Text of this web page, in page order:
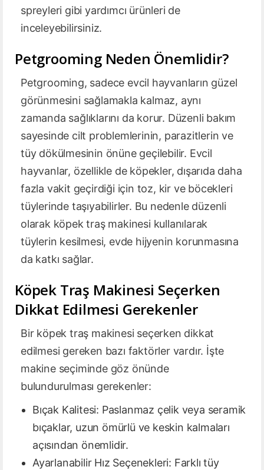
spreyleri gibi yardımcı ürünleri de
inceleyebilirsiniz.
Petgrooming Neden Önemlidir?
Petgrooming, sadece evcil hayvanların güzel
görünmesini sağlamakla kalmaz, aynı
zamanda sağlıklarını da korur. Düzenli bakım
sayesinde cilt problemlerinin, parazitlerin ve
tüy dökülmesinin önüne geçilebilir. Evcil
hayvanlar, özellikle de köpekler, dışarıda daha
fazla vakit geçirdiği için toz, kir ve böcekleri
tüylerinde taşıyabilirler. Bu nedenle düzenli
olarak köpek traş makinesi kullanılarak
tüylerin kesilmesi, evde hijyenin korunmasına
da katkı sağlar.
Köpek Traş Makinesi Seçerken
Dikkat Edilmesi Gerekenler
Bir köpek traş makinesi seçerken dikkat
edilmesi gereken bazı faktörler vardır. İşte
makine seçiminde göz önünde
bulundurulması gerekenler:
Bıçak Kalitesi: Paslanmaz çelik veya seramik
bıçaklar, uzun ömürlü ve keskin kalmaları
açısından önemlidir.
Ayarlanabilir Hız Seçenekleri: Farklı tüy